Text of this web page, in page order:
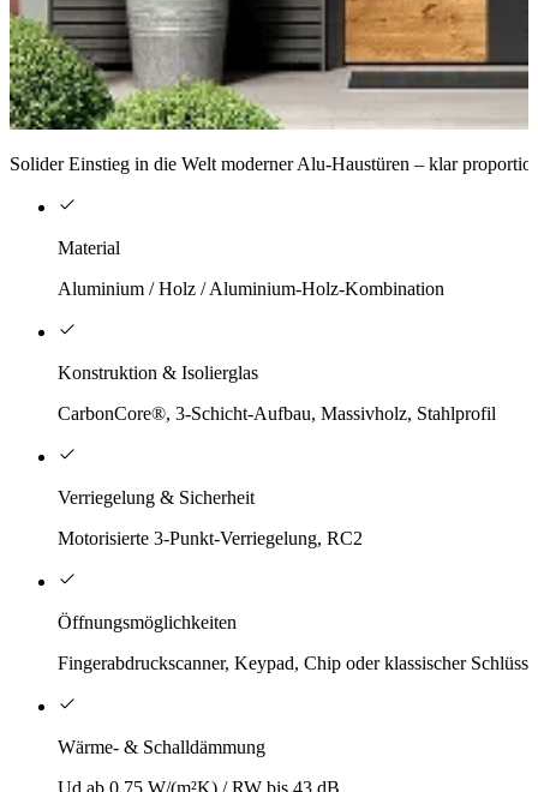
Solider Einstieg in die Welt moderner Alu-Haustüren – klar
Material
Aluminium / Holz / Aluminium-Holz-Kombination
Konstruktion & Isolierglas
CarbonCore®, 3-Schicht-Aufbau, Massivholz, Stahlprofil
Verriegelung & Sicherheit
Motorisierte 3-Punkt-Verriegelung, RC2
Öffnungsmöglichkeiten
Fingerabdruckscanner, Keypad, Chip oder klassischer
Wärme- & Schalldämmung
Ud ab 0,75 W/(m²K) / RW bis 43 dB